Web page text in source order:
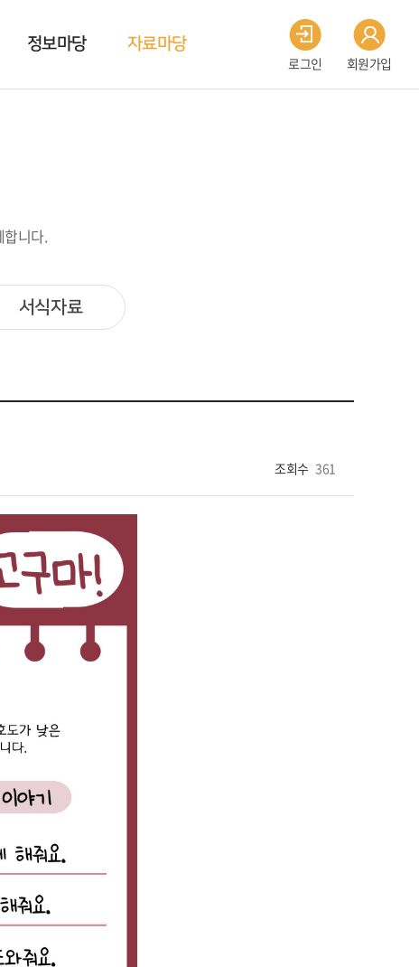
정보마당 자료마당
로그인 회원가입
합니다.
서식자료
조회수 361